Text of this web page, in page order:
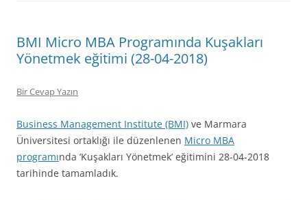
BMI Micro MBA Programında Kuşakları
Yönetmek eğitimi (28-04-2018)
Bir Cevap Yazın
Business Management Institute (BMI) ve Marmara
Üniversitesi ortaklığı ile düzenlenen Micro MBA
programında ‘Kuşakları Yönetmek’ eğitimini 28-04-2018
tarihinde tamamladık.